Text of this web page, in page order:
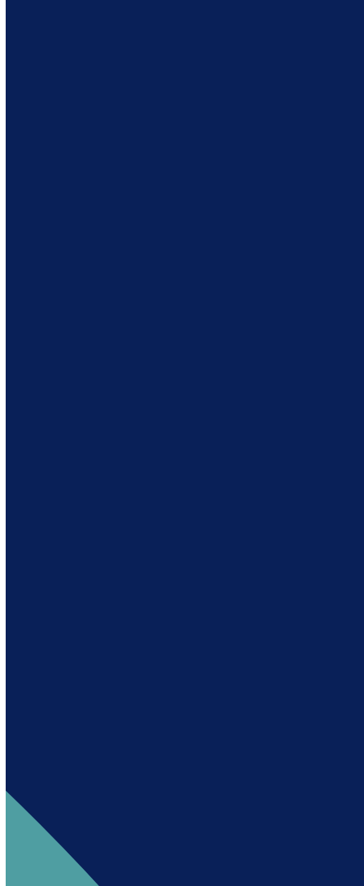
Together”.
Andy is an assistant created by Intowin following
their mission